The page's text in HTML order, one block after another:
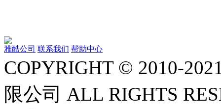
雅酷公司 联系我们 帮助中心
COPYRIGHT © 2010-
限公司 ALL RIGHTS